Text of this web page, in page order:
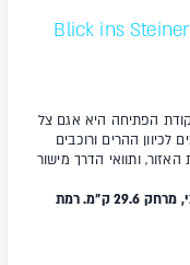
Blick ins
הפתיחה היא אגם צל
ההרים ורוכבים
ותוואי הדרך מישור
משך המסלול המשוער (ללא הפסקות) שעה וחצי, מרחק 29.6 ק"מ. רמת